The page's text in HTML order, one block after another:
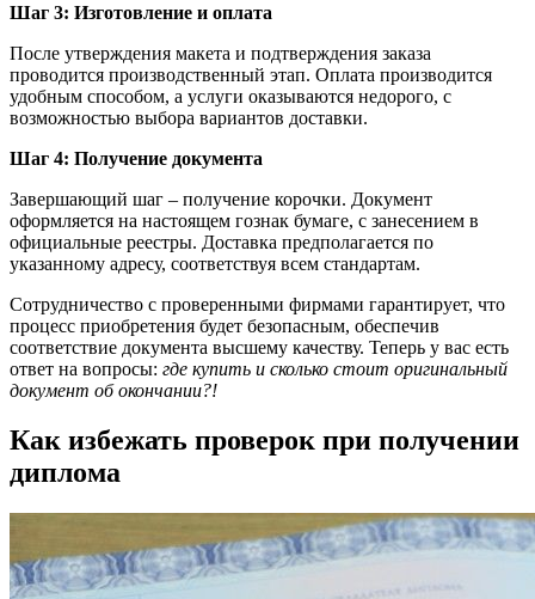
Шаг 3: Изготовление и оплата
После утверждения макета и подтверждения заказа
проводится производственный этап. Оплата производится
удобным способом, а услуги оказываются недорого, с
возможностью выбора вариантов доставки.
Шаг 4: Получение документа
Завершающий шаг – получение корочки. Документ
оформляется на настоящем гознак бумаге, с занесением в
официальные реестры. Доставка предполагается по
указанному адресу, соответствуя всем стандартам.
Сотрудничество с проверенными фирмами гарантирует, что
процесс приобретения будет безопасным, обеспечив
соответствие документа высшему качеству. Теперь у вас есть
ответ на вопросы: где купить и сколько стоит оригинальный
документ об окончании?!
Как избежать проверок при получении
диплома